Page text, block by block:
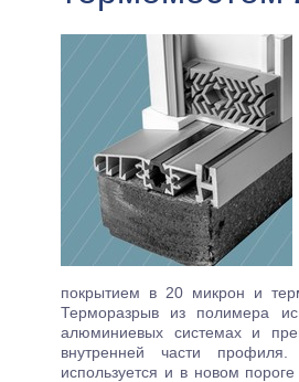
покрытием в 20 микрон и
Терморазрыв из полимера
алюминиевых системах и
внутренней части профиля.
используется и в новом